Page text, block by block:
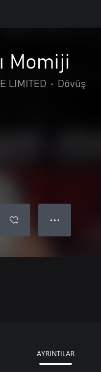
Momiji
LIMITED • Dövüş
● ● ●
AYRINTILAR